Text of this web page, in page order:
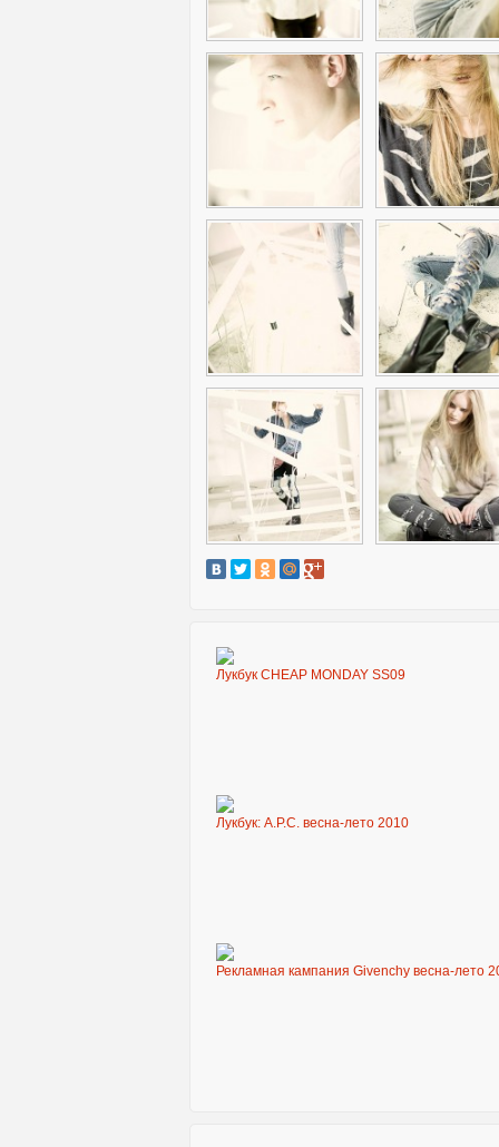
Лукбук CHEAP MONDAY SS09
Лукбук: A.P.C. весна-лето 2010
Рекламная кампания Givenchy весна-лето